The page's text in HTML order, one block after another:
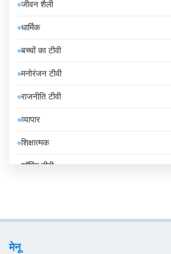
इटली
इंडोनेशिया
इथियोपिया
इराक
ईरान
उज़्बेकिस्तान
उरुग्वे
जीवन शैली
धार्मिक
बच्चों का टीवी
मनोरंजन टीवी
राजनीति टीवी
व्यापार
शिक्षात्मक
शॉपिंग टीवी
मेनू